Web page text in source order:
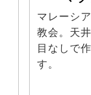
マレーシ
教会。天
目なしで
す。